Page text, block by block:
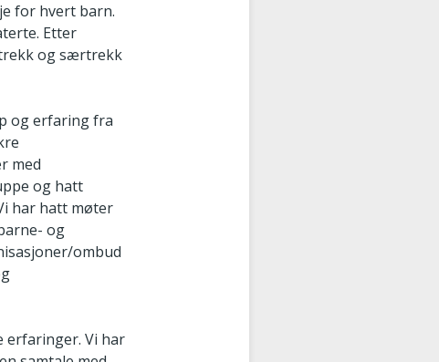
for hvert barn.
Etter
og særtrekk
og erfaring fra
med
og hatt
har hatt møter
og
ombud
erfaringer. Vi har